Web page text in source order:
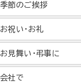
季節のご挨拶
お祝い・お礼
お見舞い・弔事に
会社で